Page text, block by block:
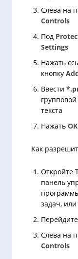
Слева на
Controls
Под
Settings
Нажать
кнопку
Ввести
текста
Нажать OK
Как
Откройте
панель
задач,
Слева на
Controls